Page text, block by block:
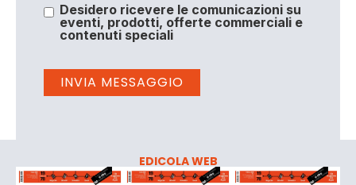
Desidero ricevere le comunicazioni su
eventi, prodotti, offerte commerciali e
contenuti speciali
EDICOLA WEB